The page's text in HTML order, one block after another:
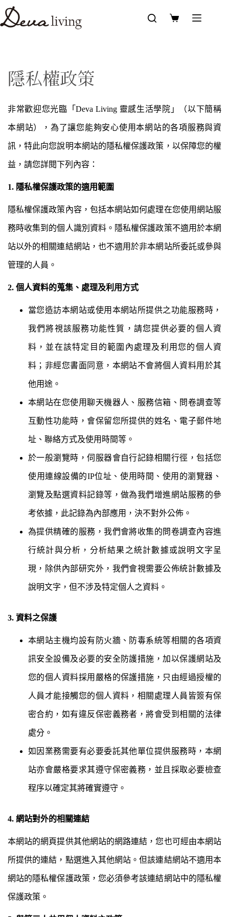
隱私權政策
非常歡迎您光臨「Deva Living 靈感生活學院」（以下簡稱
本網站），為了讓您能夠安心使用本網站的各項服務與資
訊，特此向您說明本網站的隱私權保護政策，以保障您的權
益，請您詳閱下列內容：
1. 隱私權保護政策的適用範圍
隱私權保護政策內容，包括本網站如何處理在您使用網站服
務時收集到的個人識別資料。隱私權保護政策不適用於本網
站以外的相關連結網站，也不適用於非本網站所委託或參與
管理的人員。
2. 個人資料的蒐集、處理及利用方式
當您造訪本網站或使用本網站所提供之功能服務時，
我們將視該服務功能性質，請您提供必要的個人資
料，並在該特定目的範圍內處理及利用您的個人資
料；非經您書面同意，本網站不會將個人資料用於其
他用途。
本網站在您使用聊天機器人、服務信箱、問卷調查等
互動性功能時，會保留您所提供的姓名、電子郵件地
址、聯絡方式及使用時間等。
於一般瀏覽時，伺服器會自行記錄相關行徑，包括您
使用連線設備的IP位址、使用時間、使用的瀏覽器、
瀏覽及點選資料記錄等，做為我們增進網站服務的參
考依據，此記錄為內部應用，決不對外公佈。
為提供精確的服務，我們會將收集的問卷調查內容進
行統計與分析，分析結果之統計數據或說明文字呈
現，除供內部研究外，我們會視需要公佈統計數據及
說明文字，但不涉及特定個人之資料。
3. 資料之保護
本網站主機均設有防火牆、防毒系統等相關的各項資
訊安全設備及必要的安全防護措施，加以保護網站及
您的個人資料採用嚴格的保護措施，只由經過授權的
人員才能接觸您的個人資料，相關處理人員皆簽有保
密合約，如有違反保密義務者，將會受到相關的法律
處分。
如因業務需要有必要委託其他單位提供服務時，本網
站亦會嚴格要求其遵守保密義務，並且採取必要檢查
程序以確定其將確實遵守。
4. 網站對外的相關連結
本網站的網頁提供其他網站的網路連結，您也可經由本網站
所提供的連結，點選進入其他網站。但該連結網站不適用本
網站的隱私權保護政策，您必須參考該連結網站中的隱私權
保護政策。